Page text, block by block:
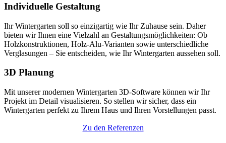
Individuelle Gestaltung
Ihr Wintergarten soll so einzigartig wie Ihr Zuhause sein. Daher
bieten wir Ihnen eine Vielzahl an Gestaltungsmöglichkeiten: Ob
Holzkonstruktionen, Holz-Alu-Varianten sowie unterschiedliche
Verglasungen – Sie entscheiden, wie Ihr Wintergarten aussehen soll.
3D Planung
Mit unserer modernen Wintergarten 3D-Software können wir Ihr
Projekt im Detail visualisieren. So stellen wir sicher, dass ein
Wintergarten perfekt zu Ihrem Haus und Ihren Vorstellungen passt.
Zu den Referenzen